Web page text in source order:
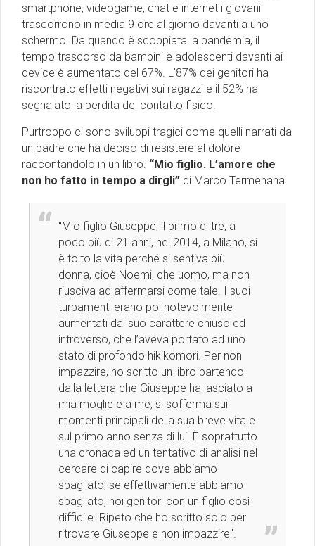
smartphone, videogame, chat e internet i giovani
trascorrono in media 9 ore al giorno davanti a uno
schermo. Da quando è scoppiata la pandemia, il
tempo trascorso da bambini e adolescenti davanti ai
device è aumentato del 67%. L'87% dei genitori ha
riscontrato effetti negativi sui ragazzi e il 52% ha
segnalato la perdita del contatto fisico.
Purtroppo ci sono sviluppi tragici come quelli narrati da
un padre che ha deciso di resistere al dolore
raccontandolo in un libro. “Mio figlio. L’amore che
non ho fatto in tempo a dirgli” di Marco Termenana.
''Mio figlio Giuseppe, il primo di tre, a
poco più di 21 anni, nel 2014, a Milano, si
è tolto la vita perché si sentiva più
donna, cioè Noemi, che uomo, ma non
riusciva ad affermarsi come tale. I suoi
turbamenti erano poi notevolmente
aumentati dal suo carattere chiuso ed
introverso, che l’aveva portato ad uno
stato di profondo hikikomori. Per non
impazzire, ho scritto un libro partendo
dalla lettera che Giuseppe ha lasciato a
mia moglie e a me, si sofferma sui
momenti principali della sua breve vita e
sul primo anno senza di lui. È soprattutto
una cronaca ed un tentativo di analisi nel
cercare di capire dove abbiamo
sbagliato, se effettivamente abbiamo
sbagliato, noi genitori con un figlio così
difficile. Ripeto che ho scritto solo per
ritrovare Giuseppe e non impazzire''.